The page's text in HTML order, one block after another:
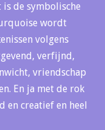
de symbolische
wordt
volgens
verfijnd,
vriendschap
En ja met de rok
creatief en heel